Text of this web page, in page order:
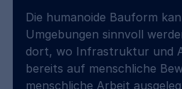
Die humanoide Bauform
Umgebungen sinnvoll
dort, wo Infrastruktur und
bereits auf menschliche
menschliche Arbeit